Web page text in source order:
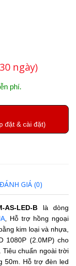
ngày)
phí.
đặt & cài đặt)
ĐÁNH GIÁ (0)
AS-LED-B
là dòng
, Hỗ trợ hồng ngoại
kim loại và nhựa,
1080P (2.0MP) cho
Tiêu chuẩn ngoài trời
50m. Hỗ trợ đèn led